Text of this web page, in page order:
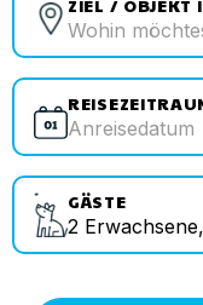
ZIEL / OBJEKT
Anreisedatum
GÄSTE
2 Erwachsene,